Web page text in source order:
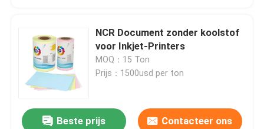
NCR Document zonder koolstof
voor Inkjet-Printers
MOQ：15 Ton
Prijs：1500usd per ton
Beste prijs Contacteer ons